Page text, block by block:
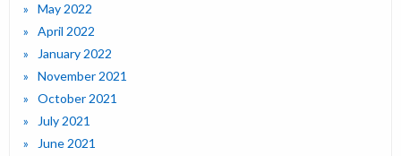
May 2022
April 2022
January 2022
November 2021
October 2021
July 2021
June 2021